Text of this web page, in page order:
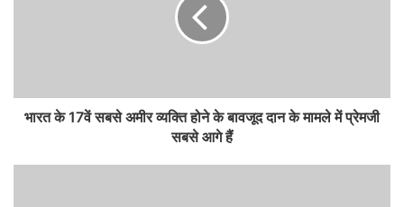
भारत के 17वें सबसे अमीर व्यक्ति होने के बावजूद दान के मामले में प्रेमजी
सबसे आगे हैं